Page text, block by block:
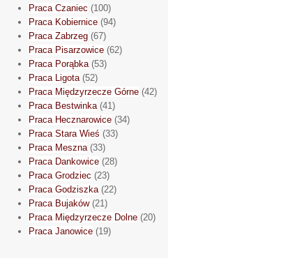
Praca Czaniec (100)
Praca Kobiernice (94)
Praca Zabrzeg (67)
Praca Pisarzowice (62)
Praca Porąbka(53)
Praca Ligota(52)
Praca Międzyrzecze Górne (42)
Praca Bestwinka(41)
Praca Hecznarowice (34)
Praca Stara Wieś (33)
Praca Meszna(33)
Praca Dankowice (28)
Praca Grodziec (23)
Praca Godziszka(22)
Praca Bujaków(21)
Praca Międzyrzecze Dolne (20)
Praca Janowice (19)